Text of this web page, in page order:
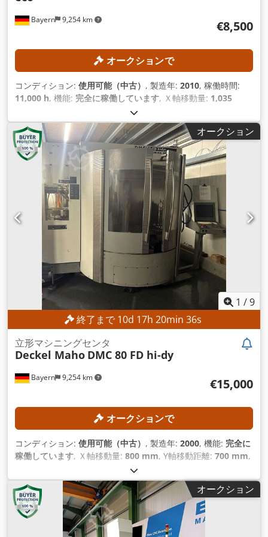
Bayern 9,254 km €8,500
オークションで
コンディション: 使用可能（中古） , 製造年: 2010, 稼働時間:
11,000 h, 機能: 完全に稼働しています, Ｘ軸移動量: 1,035
, Z軸移動距離:
ーラモデル:Siemens 810D / ShopMill, 主軸回転速度（最
大）:10,000 回転/分 オークション
1 /9
終了まで10d 17h 20min 34s
Bayern 9,254 km
立形マシニングセンタ
Deckel Maho DMC 80 FD hi-dy
€15,000
オークションで
コンディション: 使用可能（中古） , 製造年: 2000, 機能: 完全に
稼働しています, Ｘ軸移動量: 800 mm, Y軸移動距離: 700 mm,
, コントローラモデル:
Plus, 主軸回転速度（最大）:18,000 回転/分,
オークション